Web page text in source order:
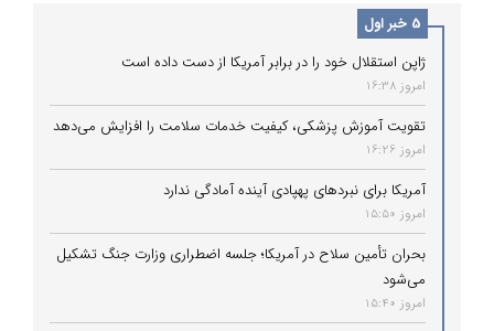
5 خبر اول
ژاپن استقلال خود را در برابر آمریکا از دست داده است
امروز 16:38
تقویت آموزش پزشکی، کیفیت خدمات سلامت را افزایش می‌دهد
امروز 16:26
آمریکا برای نبردهای پهپادی آینده آمادگی ندارد
امروز 15:50
بحران تأمین سلاح در آمریکا؛ جلسه اضطراری وزارت جنگ تشکیل
می‌شود
امروز 15:40